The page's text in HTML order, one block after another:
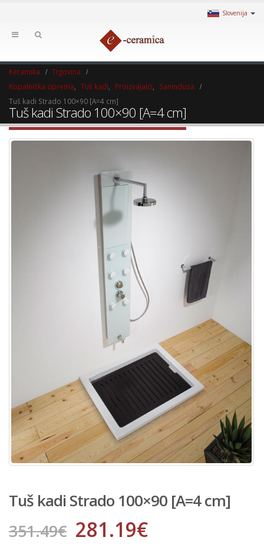
Slovenija
Keramika
Trgovina
Kopalniška oprema
Tuš kadi Proizvajalci
Sanindusa
Tuš kadi Strado 100×90 [A=4 cm]
Tuš kadi Strado 100×90 [A=4 cm]
Tuš kadi Strado 100×90 [A=4 cm]
351.49€ 281.19€